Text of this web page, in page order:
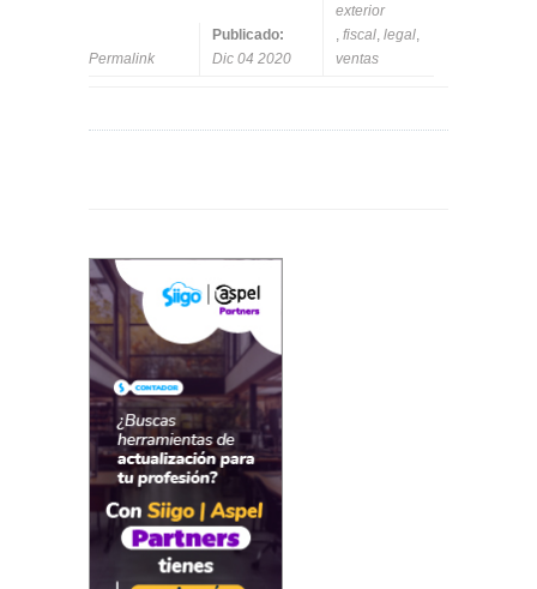
Permalink
Publicado:
Dic 04 2020
exterior
, fiscal, legal,
ventas